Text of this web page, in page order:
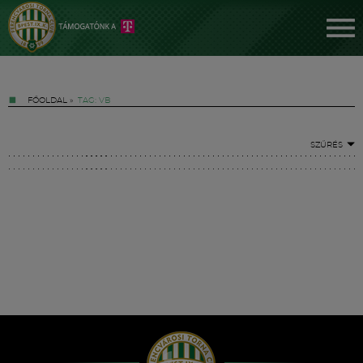
FŐOLDAL » TAG: VB
SZŰRÉS
Hírek